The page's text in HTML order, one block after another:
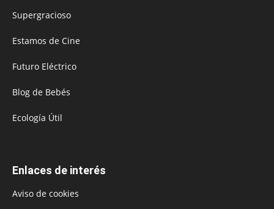
Supergracioso
Estamos de Cine
Futuro Eléctrico
Blog de Bebés
Ecología Útil
Enlaces de interés
Aviso de cookies